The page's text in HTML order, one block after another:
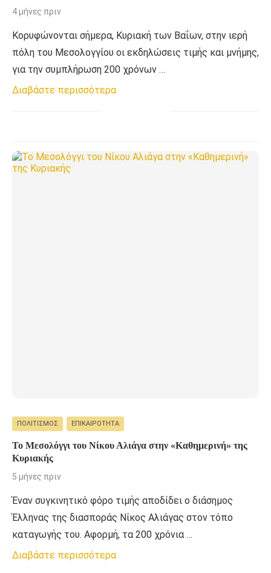
Πολιορκημένων
4 μήνες πριν
Κορυφώνονται σήμερα, Κυριακή των Βαΐων, στην ιερή
πόλη του Μεσολογγίου οι εκδηλώσεις τιμής και μνήμης,
για την συμπλήρωση 200 χρόνων …
Διαβάστε περισσότερα
ΠΟΛΙΤΙΣΜΌΣ ΕΠΙΚΑΙΡΌΤΗΤΑ
Το Μεσολόγγι του Νίκου Αλιάγα στην «Καθημερινή» της
Κυριακής
5 μήνες πριν
Έναν συγκινητικό φόρο τιμής αποδίδει ο διάσημος
Έλληνας της διασποράς Νίκος Αλιάγας στον τόπο
καταγωγής του. Αφορμή, τα 200 χρόνια …
Διαβάστε περισσότερα